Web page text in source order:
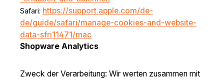
Safari: https://support.apple.com/de-
de/guide/safari/manage-cookies-and-website-
data-sfri11471/mac
Shopware Analytics
Zweck der Verarbeitung: Wir werten zusammen mit